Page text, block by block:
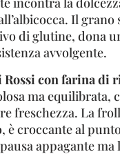
Il grano
di glutine, dona
avvolgente.
con farina di
ma equilibrata,
freschezza. La
è croccante al
appagante ma